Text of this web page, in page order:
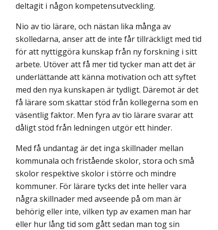
deltagit i någon kompetensutveckling.
Nio av tio lärare, och nästan lika många av
skolledarna, anser att de inte får tillräckligt med tid
för att nyttiggöra kunskap från ny forskning i sitt
arbete. Utöver att få mer tid tycker man att det är
underlättande att känna motivation och att syftet
med den nya kunskapen är tydligt. Däremot är det
få lärare som skattar stöd från kollegerna som en
väsentlig faktor. Men fyra av tio lärare svarar att
dåligt stöd från ledningen utgör ett hinder.
Med få undantag är det inga skillnader mellan
kommunala och fristående skolor, stora och små
skolor respektive skolor i större och mindre
kommuner. För lärare tycks det inte heller vara
några skillnader med avseende på om man är
behörig eller inte, vilken typ av examen man har
eller hur lång tid som gått sedan man tog sin